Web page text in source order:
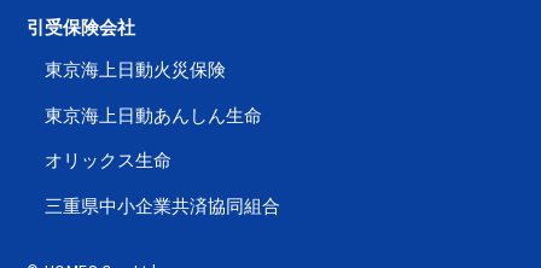
引受保険会社
東京海上日動火災保険
東京海上日動あんしん生命
オリックス生命
三重県中小企業共済協同組合